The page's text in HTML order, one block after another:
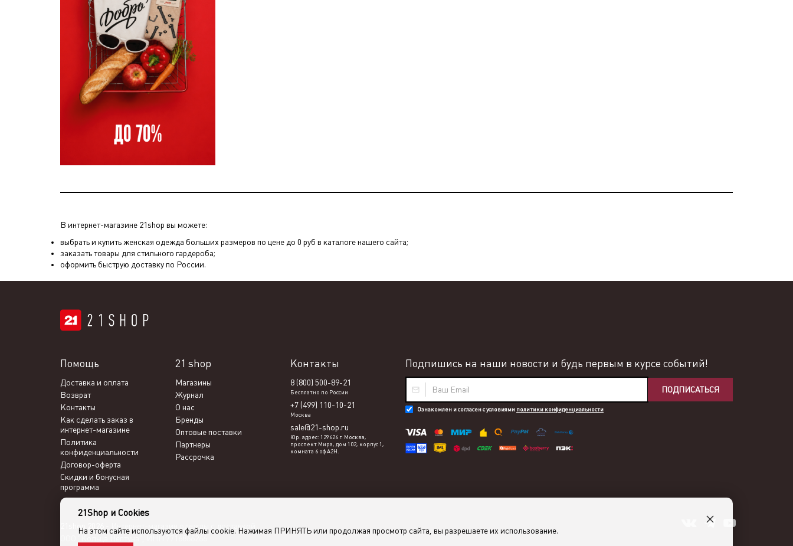
В интернет-магазине 21shop вы можете:
выбрать и купить женская одежда больших размеров по цене до 0 руб в каталоге нашего сайта;
заказать товары для стильного гардероба;
оформить быструю доставку по России.
Подпишись на наши новости и будь первым в курсе событий!
ПОДПИСАТЬСЯ
Ознакомлен и согласен с условиями политики конфиденциальности
21 shop
Магазины
Журнал
О нас
Бренды
Оптовые поставки
Партнеры
Рассрочка
Помощь
Доставка и оплата
Возврат
Контакты
Как сделать заказ в
интернет-магазине
Политика
конфиденциальности
Договор-оферта
Скидки и бонусная
программа
Контакты
8 (800) 500-89-21
Бесплатно по России
+7 (499) 110-10-21
Москва
sale@21-shop.ru
Юр. адрес: 129626 г. Москва,
проспект Мира, дом 102, корпус 1,
комната 6 оф А2Н.
21shop 2026 -
Интернет-магазин одежды с доставкой
ООО "Кольца Нептуна", ИНН 7716866266
21Shop и Cookies
На этом сайте используются файлы cookie. Нажимая ПРИНЯТЬ или продолжая просмотр сайта, вы разрешаете их использование.
×